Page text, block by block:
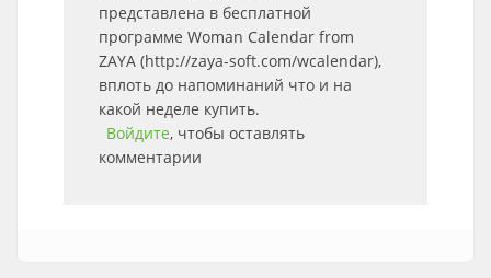
представлена в бесплатной
программе Woman Calendar from
ZAYA (http://zaya-soft.com/wcalendar),
вплоть до напоминаний что и на
какой неделе купить.
Войдите, чтобы оставлять
комментарии